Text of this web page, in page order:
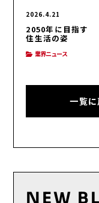
2026.4.21
2050年に目指す
住生活の姿
業界ニュース
一覧に
NEW